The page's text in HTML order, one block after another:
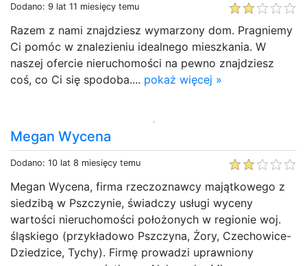
Dodano: 9 lat 11 miesięcy temu
Razem z nami znajdziesz wymarzony dom. Pragniemy
Ci pomóc w znalezieniu idealnego mieszkania. W
naszej ofercie nieruchomości na pewno znajdziesz
coś, co Ci się spodoba.... pokaż więcej »
Megan Wycena
Dodano: 10 lat 8 miesięcy temu
Megan Wycena, firma rzeczoznawcy majątkowego z
siedzibą w Pszczynie, świadczy usługi wyceny
wartości nieruchomości położonych w regionie woj.
śląskiego (przykładowo Pszczyna, Żory, Czechowice-
Dziedzice, Tychy). Firmę prowadzi uprawniony